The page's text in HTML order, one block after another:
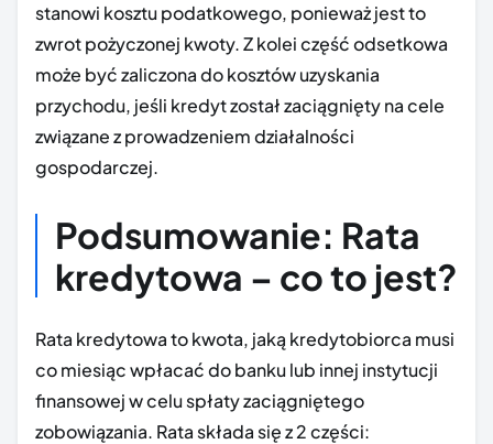
stanowi kosztu podatkowego, ponieważ jest to
zwrot pożyczonej kwoty. Z kolei część odsetkowa
może być zaliczona do kosztów uzyskania
przychodu, jeśli kredyt został zaciągnięty na cele
związane z prowadzeniem działalności
gospodarczej.
Podsumowanie: Rata
kredytowa – co to jest?
Rata kredytowa to kwota, jaką kredytobiorca musi
co miesiąc wpłacać do banku lub innej instytucji
finansowej w celu spłaty zaciągniętego
zobowiązania. Rata składa się z 2 części: